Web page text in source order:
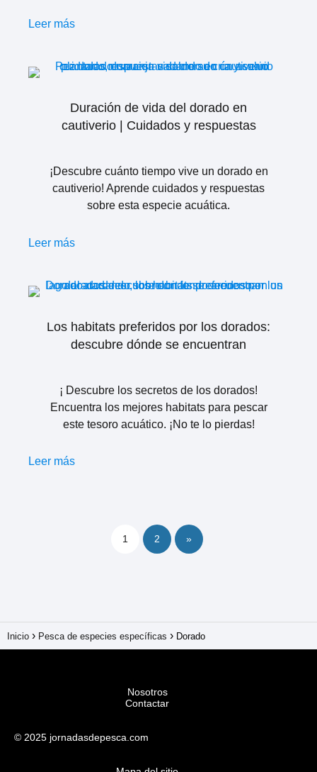
Leer más
Duración de vida del dorado en
cautiverio | Cuidados y respuestas
¡Descubre cuánto tiempo vive un dorado en
cautiverio! Aprende cuidados y respuestas
sobre esta especie acuática.
Leer más
Los habitats preferidos por los dorados:
descubre dónde se encuentran
¡ Descubre los secretos de los dorados!
Encuentra los mejores habitats para pescar
este tesoro acuático. ¡No te lo pierdas!
Leer más
1 2 »
Inicio Pesca de especies específicas Dorado
Nosotros
Contactar
© 2025 jornadasdepesca.com